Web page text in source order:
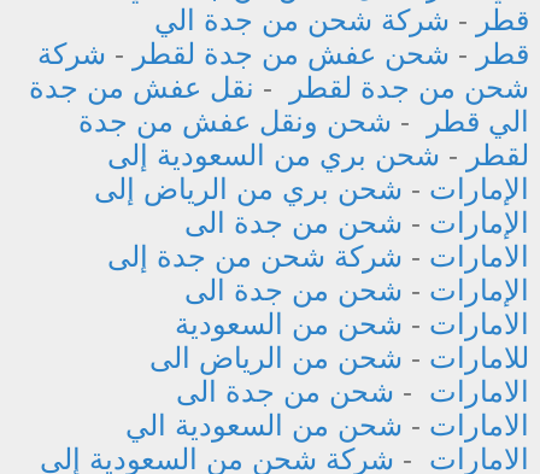
قطر - شركة شحن من جدة الي
قطر - شحن عفش من جدة لقطر - شركة
شحن من جدة لقطر
- نقل عفش من جدة
الي قطر
- شحن ونقل عفش من جدة
لقطر - شحن بري من السعودية إلى
الإمارات - شحن بري من الرياض إلى
الإمارات - شحن من جدة الى
الامارات - شركة شحن من جدة إلى
الإمارات - شحن من جدة الى
الامارات - شحن من السعودية
للامارات - شحن من الرياض الى
الامارات - شحن من جدة الى
الامارات - شحن من السعودية الي
الامارات - شركة شحن من السعودية إلى